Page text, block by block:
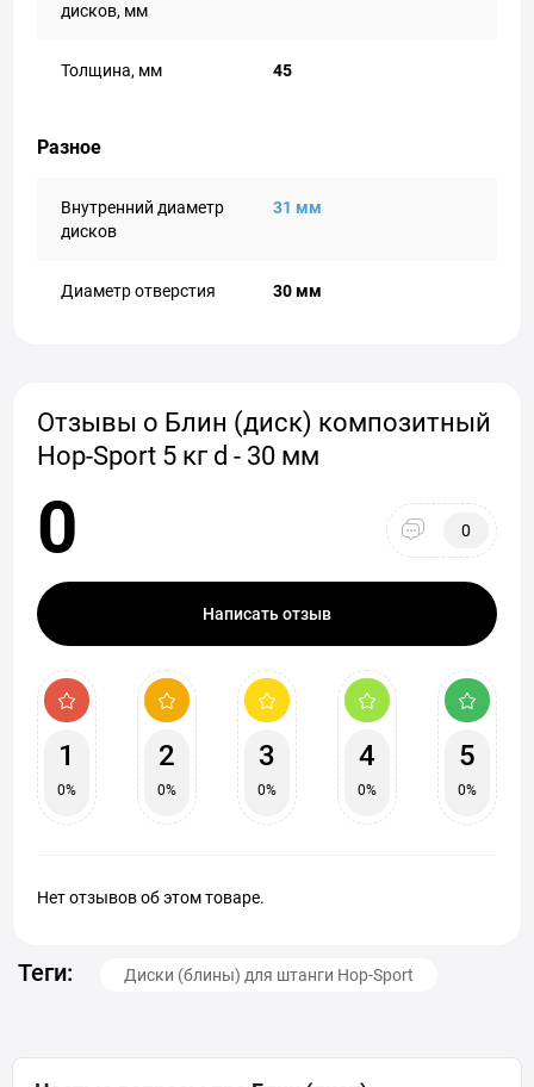
дисков, мм
Толщина, мм 45
Разное
Внутренний диаметр
дисков
31 мм
Диаметр отверстия 30 мм
Отзывы о Блин (диск) композитный
Hop-Sport 5 кг d - 30 мм
0 0
Написать отзыв
1
0%
2
0%
3
0%
4
0%
5
0%
Нет отзывов об этом товаре.
Теги: Диски (блины) для штанги Hop-Sport